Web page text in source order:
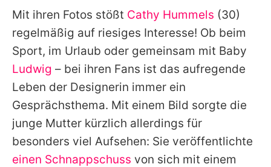
Impressum
Datenschutzerklärung
Nutzungsbedingungen
Utiq verwalten
Mit ihren Fotos stößt Cathy Hummels (30)
regelmäßig auf riesiges Interesse! Ob beim
Sport, im Urlaub oder gemeinsam mit Baby
Ludwig – bei ihren Fans ist das aufregende
Leben der Designerin immer ein
Gesprächsthema. Mit einem Bild sorgte die
junge Mutter kürzlich allerdings für
besonders viel Aufsehen: Sie veröffentlichte
einen Schnappschuss von sich mit einem